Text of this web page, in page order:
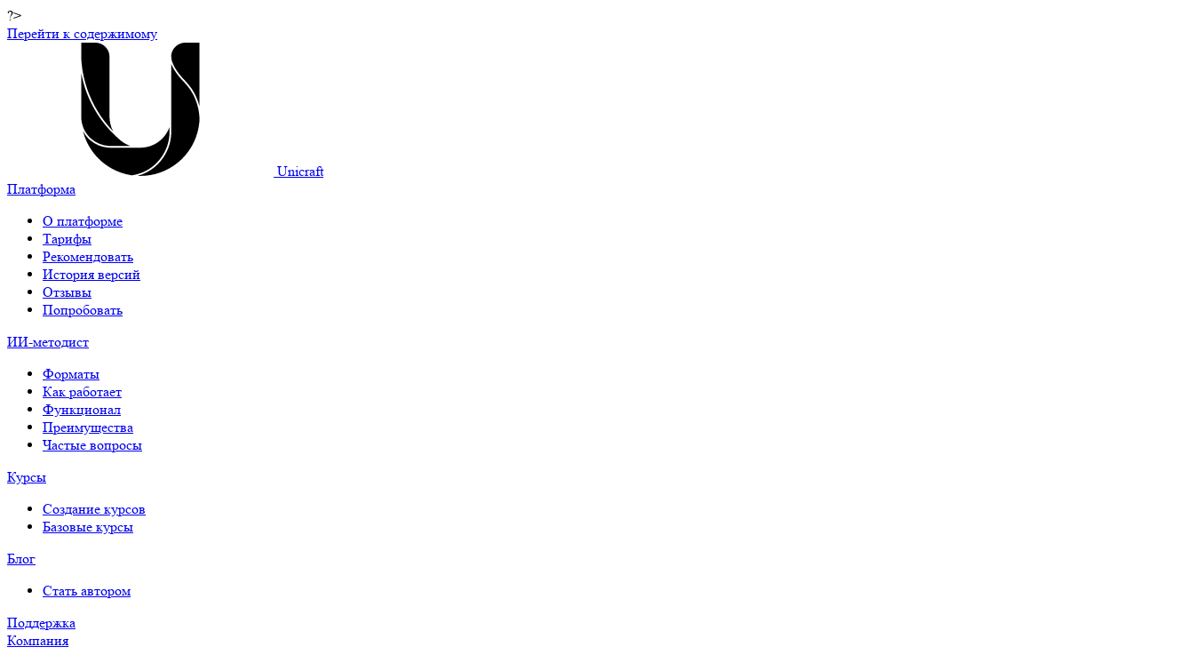
?>
Перейти к содержимому
Unicraft
Платформа
О платформе
Тарифы
Рекомендовать
История версий
Отзывы
Попробовать
ИИ-методист
Форматы
Как работает
Функционал
Преимущества
Частые вопросы
Курсы
Создание курсов
Базовые курсы
Блог
Стать автором
Поддержка
Компания